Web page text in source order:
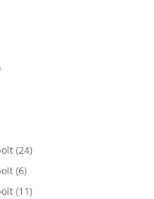
(24)
(6)
(11)